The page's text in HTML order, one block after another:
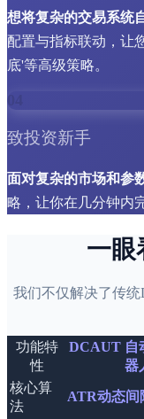
想将复杂的交易系统
配置与指标联动，让
底'等高级策略。
04
致投资新手
面对复杂的市场和参
略，让你在几分钟内
一眼
我们不仅解决了传
功能特
性
DCAUT 自
器
核心算
法
ATR动态间